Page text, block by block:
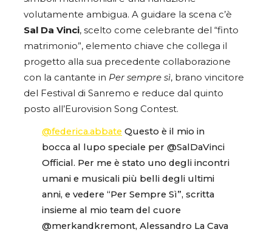
volutamente ambigua. A guidare la scena c’è
Sal Da Vinci, scelto come celebrante del “finto
matrimonio”, elemento chiave che collega il
progetto alla sua precedente collaborazione
con la cantante in Per sempre sì, brano vincitore
del Festival di Sanremo e reduce dal quinto
posto all’Eurovision Song Contest.
@federica.abbate Questo è il mio in
bocca al lupo speciale per @SalDaVinci
Official. Per me è stato uno degli incontri
umani e musicali più belli degli ultimi
anni, e vedere “Per Sempre Sì”, scritta
insieme al mio team del cuore
@merkandkremont, Alessandro La Cava